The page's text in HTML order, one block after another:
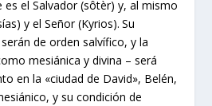
es el Salvador (sôtèr) y, al mismo
y el Señor (Kyrios). Su
de orden salvífico, y la
mesiánica y divina – será
en la «ciudad de David», Belén,
y su condición de